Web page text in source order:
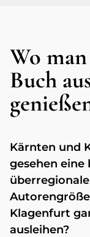
Wo
Buch
Kärnten und
gesehen eine
Klagenfurt
ausleihen?